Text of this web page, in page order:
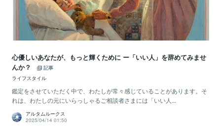
心優しいあなたが、もっと輝くために ー「いい人」を辞めてみませ
んか？
記事
ライフスタイル
鑑定をさせていただく中で、わたしが常々感じていることがあります。そ
れは、わたしの元にいらっしゃるご相談者さまには「いい人...
アルタムルークス
2025/04/14 01:50